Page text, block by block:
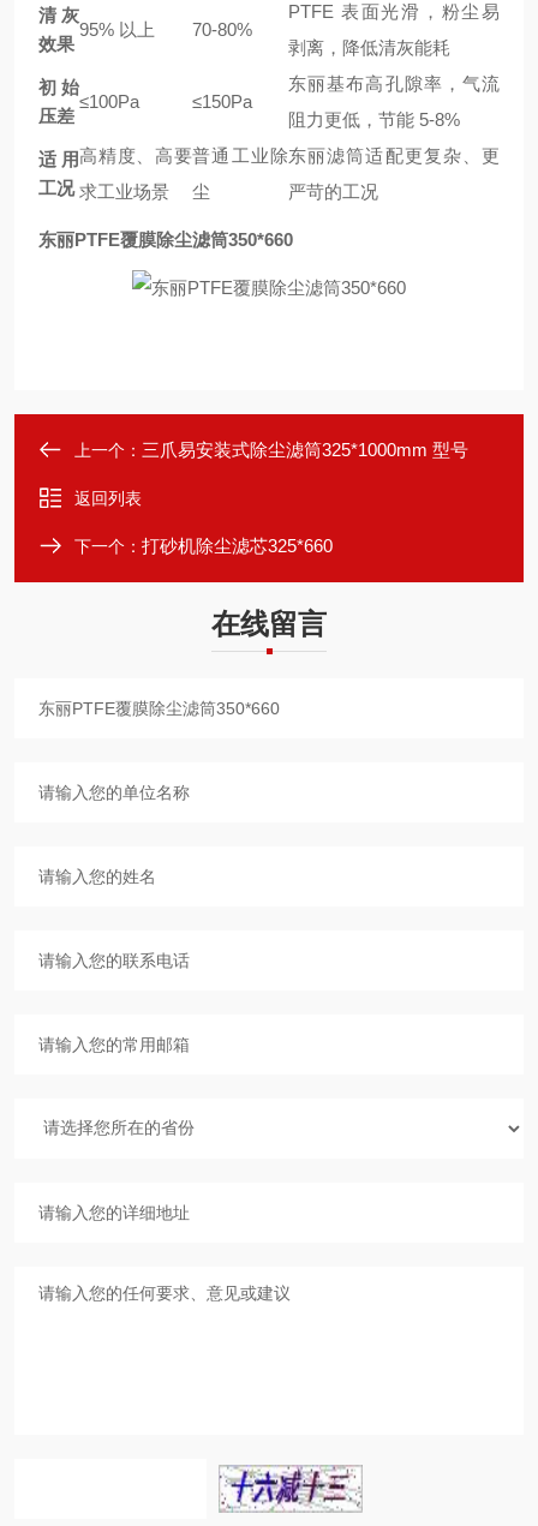
清灰
效果
95% 以上 70-80%
PTFE 表面光滑，粉尘易
剥离，降低清灰能耗
初始
压差
≤100Pa ≤150Pa
东丽基布高孔隙率，气流
阻力更低，节能 5-8%
适用
工况
高精度、高要
求工业场景
普通工业除
尘
东丽滤筒适配更复杂、更
严苛的工况
东丽PTFE覆膜除尘滤筒350*660
上一个： 三爪易安装式除尘滤筒325*1000mm 型号
返回列表
下一个： 打砂机除尘滤芯325*660
在线留言